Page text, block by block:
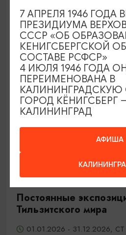
Калининград, «Петровский
Фридрихсбургских воротах
ОТ 270₽
Постоянные
Тильзитского мира
01.01.2026 - 31.12.2026,
АФИША
7 АПРЕЛЯ 1946 ГОДА
ПРЕЗИДИУМА
СССР «ОБ
КЕНИГСБЕРГСКОЙ
СОСТАВЕ РСФСР»
4 ИЮЛЯ 1946 ГОДА
ПЕРЕИМЕНОВАНА В
КАЛИНИНГРАДСКУЮ
ГОРОД КЁНИГСБЕРГ
КАЛИНИНГРАД